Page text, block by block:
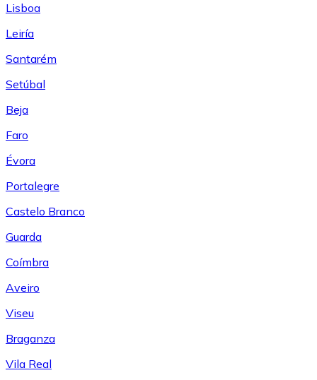
Lisboa
Leiría
Santarém
Setúbal
Beja
Faro
Évora
Portalegre
Castelo Branco
Guarda
Coímbra
Aveiro
Viseu
Braganza
Vila Real